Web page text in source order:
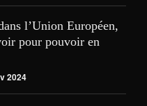
l’Union Européen,
pour pouvoir en
2024